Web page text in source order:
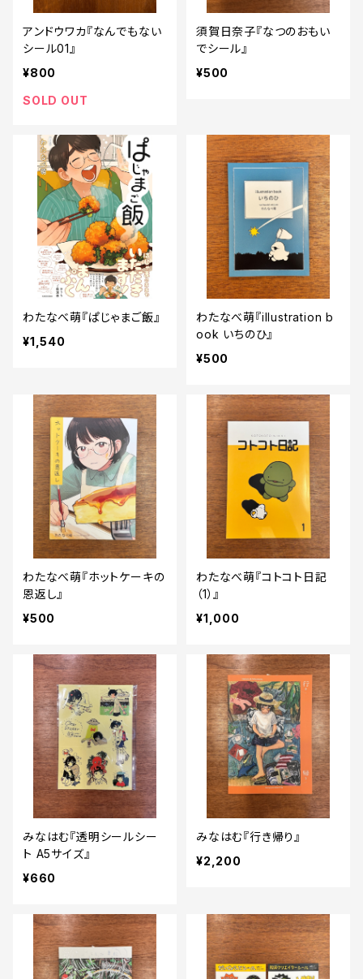
アンドウワカ『なんでもない
シール01』
¥800
SOLD OUT
須賀日奈子『なつのおもい
でシール』
¥500
わたなべ萌『ぱじゃまご飯』
¥1,540
わたなべ萌『illustration b
ook いちのひ』
¥500
わたなべ萌『ホットケーキの
恩返し』
¥500
わたなべ萌『コトコト日記
（1）』
¥1,000
みなはむ『透明シールシー
ト A5サイズ』
¥660
みなはむ『行き帰り』
¥2,200